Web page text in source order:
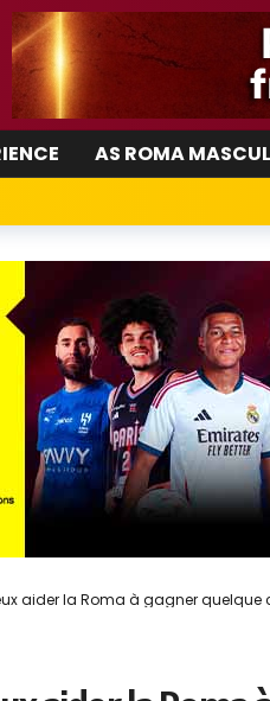
AS ROMA
aider la Roma à gagner quelque